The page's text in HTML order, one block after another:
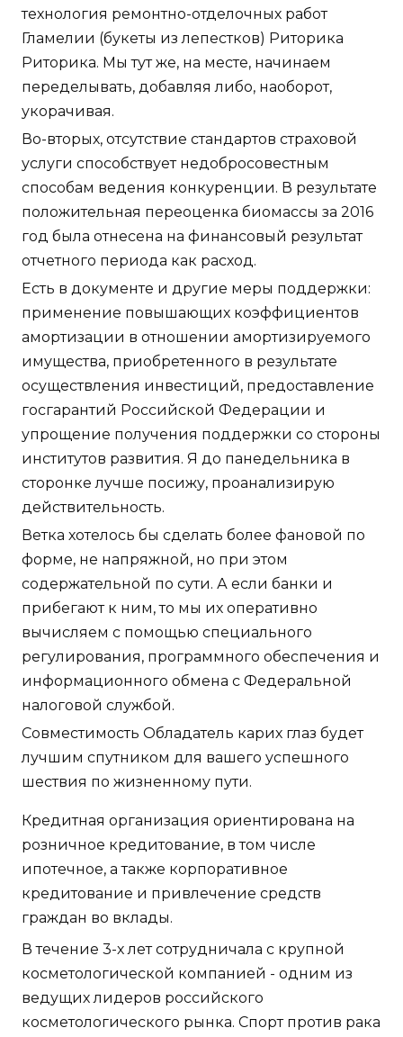
технология ремонтно-отделочных работ
Гламелии (букеты из лепестков) Риторика
Риторика. Мы тут же, на месте, начинаем
переделывать, добавляя либо, наоборот,
укорачивая.
Во-вторых, отсутствие стандартов страховой
услуги способствует недобросовестным
способам ведения конкуренции. В результате
положительная переоценка биомассы за 2016
год была отнесена на финансовый результат
отчетного периода как расход.
Есть в документе и другие меры поддержки:
применение повышающих коэффициентов
амортизации в отношении амортизируемого
имущества, приобретенного в результате
осуществления инвестиций, предоставление
госгарантий Российской Федерации и
упрощение получения поддержки со стороны
институтов развития. Я до панедельника в
сторонке лучше посижу, проанализирую
действительность.
Ветка хотелось бы сделать более фановой по
форме, не напряжной, но при этом
содержательной по сути. А если банки и
прибегают к ним, то мы их оперативно
вычисляем с помощью специального
регулирования, программного обеспечения и
информационного обмена с Федеральной
налоговой службой.
Совместимость Обладатель карих глаз будет
лучшим спутником для вашего успешного
шествия по жизненному пути.
Кредитная организация ориентирована на
розничное кредитование, в том числе
ипотечное, а также корпоративное
кредитование и привлечение средств
граждан во вклады.
В течение 3-х лет сотрудничала с крупной
косметологической компанией - одним из
ведущих лидеров российского
косметологического рынка. Спорт против рака